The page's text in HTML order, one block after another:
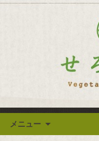
逗子の野菜
「せろりや
逗子の野菜を使
メニュー